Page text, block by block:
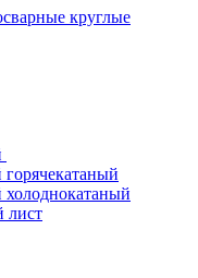
круглые
горячекатаный
холоднокатаный
лист